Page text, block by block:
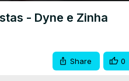
- Dyne e Zinha
Share 0